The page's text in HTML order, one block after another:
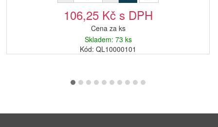
106,25 Kč s DPH
Cena za ks
Skladem: 73 ks
Kód: QL10000101